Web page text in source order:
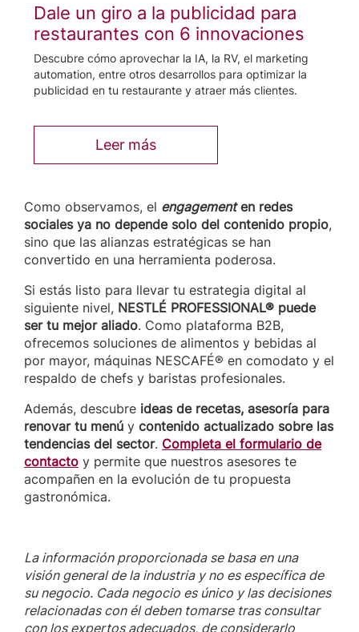
Dale un giro a la publicidad para
restaurantes con 6 innovaciones
Descubre cómo aprovechar la IA, la RV, el marketing
automation, entre otros desarrollos para optimizar la
publicidad en tu restaurante y atraer más clientes.
Leer más
Como observamos, el engagementen redes
sociales ya no depende solo del contenido propio,
sino que las alianzas estratégicas se han
convertido en una herramienta poderosa.
Si estás listo para llevar tu estrategia digital al
siguiente nivel, NESTLÉ PROFESSIONAL® puede
ser tu mejor aliado. Como plataforma B2B,
ofrecemos soluciones de alimentos y bebidas al
por mayor, máquinas NESCAFÉ® en comodato y el
respaldo de chefs y baristas profesionales.
Además, descubre ideas de recetas, asesoría para
renovar tu menú y contenido actualizado sobre las
tendencias del sector. Completa el formulario de
contacto y permite que nuestros asesores te
acompañen en la evolución de tu propuesta
gastronómica.
La información proporcionada se basa en una
visión general de la industria y no es específica de
su negocio. Cada negocio es único y las decisiones
relacionadas con él deben tomarse tras consultar
con los expertos adecuados, de considerarlo